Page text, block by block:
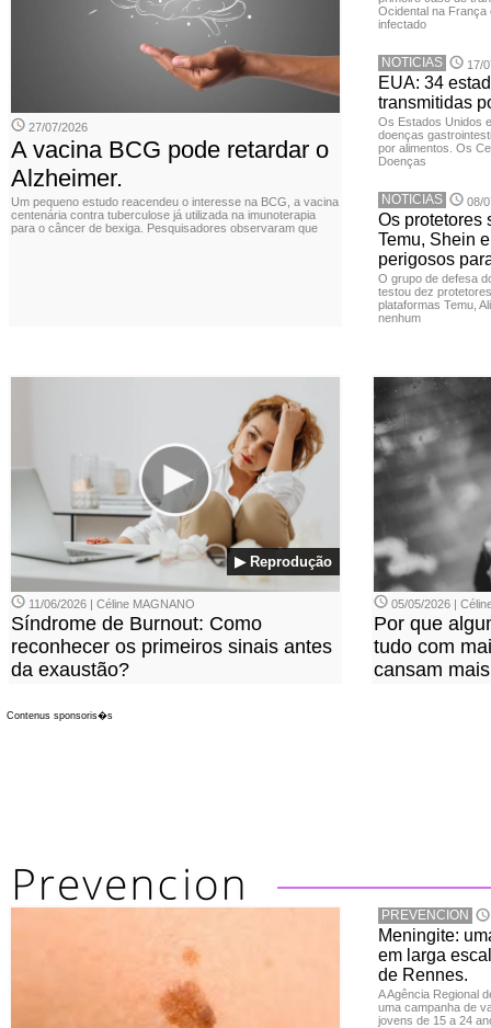
27/07/2026
A vacina BCG pode retardar o
Alzheimer.
Um pequeno estudo reacendeu o interesse na BCG, a vacina
centenária contra tuberculose já utilizada na imunoterapia
para o câncer de bexiga. Pesquisadores observaram que
Ocidental na França
infectado
NOTICIAS 17/
EUA: 34
transmitidas
Os Estados Unidos
doenças
por alimentos. Os
Doenças
NOTICIAS 08/
Os protetores
Temu, Shein
perigosos
O grupo de defesa
testou dez
plataformas Temu,
nenhum
▶ Reprodução
11/06/2026 | Céline MAGNANO
Síndrome de Burnout: Como
reconhecer os primeiros sinais antes
da exaustão?
05/05/2026 |
Por que
tudo com
cansam
Contenus sponsoris�s
PREVENCION
Meningite:
em larga
de Rennes.
A Agência Regional
uma campanha de
jovens de 15 a 24